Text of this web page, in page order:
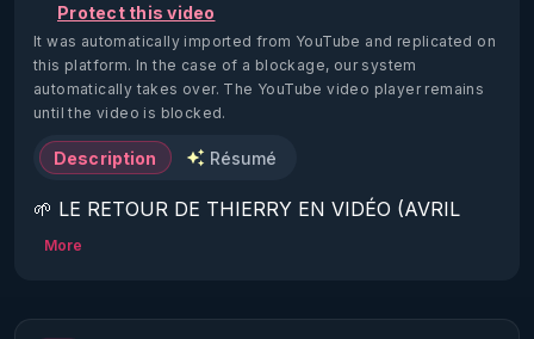
Protect this video
It was automatically imported from YouTube and replicated on
this platform. In the case of a blockage, our system
automatically takes over. The YouTube video player remains
until the video is blocked.
Description Résumé
🌱 LE RETOUR DE THIERRY EN VIDÉO (AVRIL
2022)!
https://www.rgnr.fr/presentation.html
More